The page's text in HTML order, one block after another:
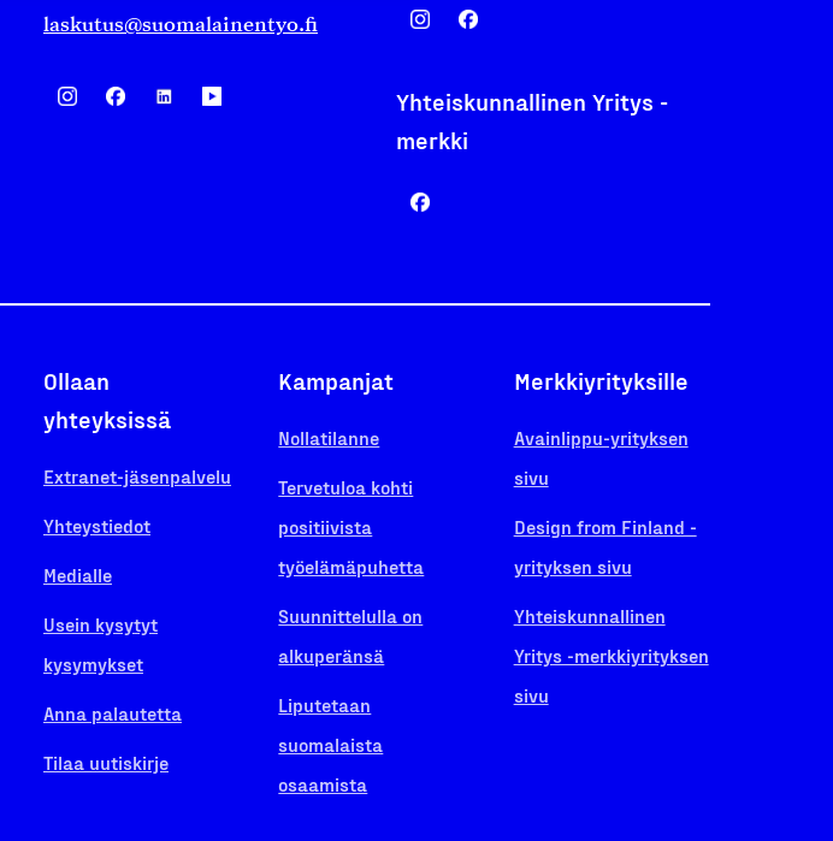
laskutus@suomalainentyo.fi
Yhteiskunnallinen Yritys -
merkki
Ollaan
yhteyksissä
Extranet-jäsenpalvelu
Yhteystiedot
Medialle
Usein kysytyt
kysymykset
Anna palautetta
Tilaa uutiskirje
Kampanjat
Nollatilanne
Tervetuloa kohti
positiivista
työelämäpuhetta
Suunnittelulla on
alkuperänsä
Liputetaan
suomalaista
osaamista
Merkkiyrityksille
Avainlippu-yrityksen
sivu
Design from Finland -
yrityksen sivu
Yhteiskunnallinen
Yritys -merkkiyrityksen
sivu